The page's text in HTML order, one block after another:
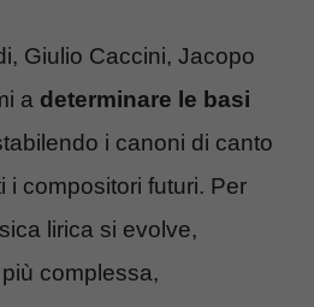
Giulio Caccini, Jacopo
a determinare le basi
i canoni di canto
i compositori futuri. Per
lirica si evolve,
complessa,